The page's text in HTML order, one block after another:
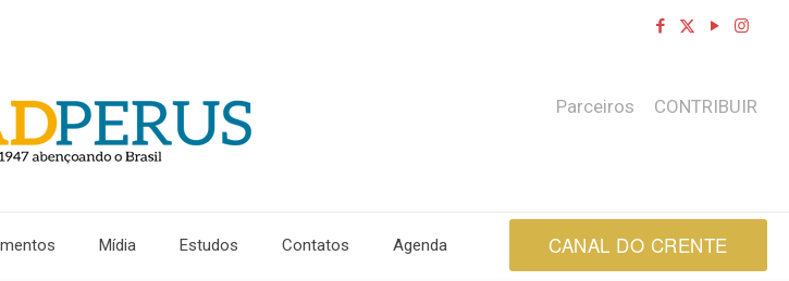
Mídia Estudos Contatos Agenda
Parceiros CONTRIBUIR
CANAL DO CRENTE